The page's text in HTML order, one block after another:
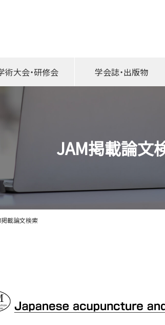
術大会・研修会 学会誌・出版物
JAM掲載論文
掲載論文検索